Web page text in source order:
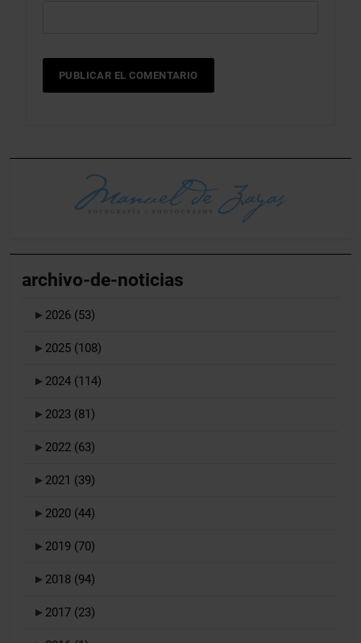
archivo-de-noticias
► 2026 (53)
► 2025 (108)
► 2024 (114)
► 2023 (81)
► 2022 (63)
► 2021 (39)
► 2020 (44)
► 2019 (70)
► 2018 (94)
► 2017 (23)